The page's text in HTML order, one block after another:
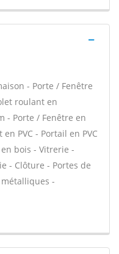
- Porte / Fenêtre
roulant en
- Porte / Fenêtre en
PVC - Portail en PVC
bois - Vitrerie -
- Clôture - Portes de
-